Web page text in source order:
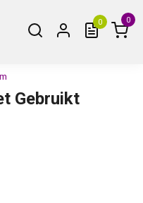
0 0
Gebruikt